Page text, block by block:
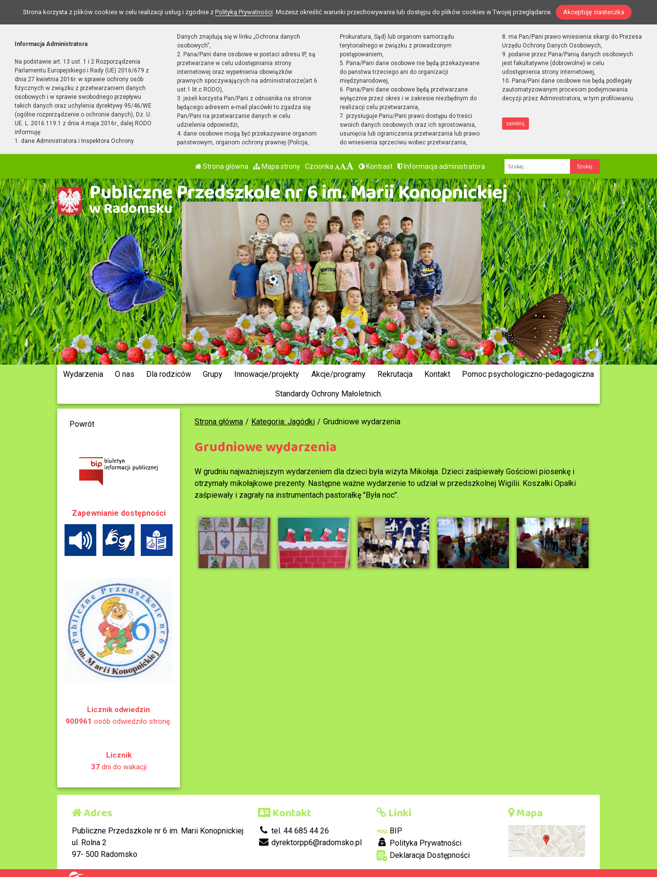
Strona korzysta z plików cookies w celu realizacji usług i zgodnie z Polityką Prywatności. Możesz określić warunki przechowywania lub dostępu do plików cookies w Twojej przeglądarce. Akceptuję ciasteczka
Informacja Administratora
Na podstawie art. 13 ust. 1 i 2 Rozporządzenia
Parlamentu Europejskiego i Rady (UE) 2016/679 z
dnia 27 kwietnia 2016r. w sprawie ochrony osób
fizycznych w związku z przetwarzaniem danych
osobowych i w sprawie swobodnego przepływu
takich danych oraz uchylenia dyrektywy 95/46/WE
(ogólne rozporządzenie o ochronie danych), Dz. U.
UE. L. 2016.119.1 z dnia 4 maja 2016r., dalej RODO
informuję:
1. dane Administratora i Inspektora Ochrony
Danych znajdują się w linku „Ochrona danych
osobowych”,
2. Pana/Pani dane osobowe w postaci adresu IP, są
przetwarzane w celu udostępniania strony
internetowej oraz wypełnienia obowiązków
prawnych spoczywających na administratorze(art.6
ust.1 lit.c RODO),
3. jeżeli korzysta Pan/Pani z odnośnika na stronie
będącego adresem e-mail placówki to zgadza się
Pan/Pani na przetwarzanie danych w celu
udzielenia odpowiedzi,
4. dane osobowe mogą być przekazywane organom
państwowym, organom ochrony prawnej (Policja,
Prokuratura, Sąd) lub organom samorządu
terytorialnego w związku z prowadzonym
postępowaniem,
5. Pana/Pani dane osobowe nie będą przekazywane
do państwa trzeciego ani do organizacji
międzynarodowej,
6. Pana/Pani dane osobowe będą przetwarzane
wyłącznie przez okres i w zakresie niezbędnym do
realizacji celu przetwarzania,
7. przysługuje Panu/Pani prawo dostępu do treści
swoich danych osobowych oraz ich sprostowania,
usunięcia lub ograniczenia przetwarzania lub prawo
do wniesienia sprzeciwu wobec przetwarzania,
8. ma Pan/Pani prawo wniesienia skargi do Prezesa
Urzędu Ochrony Danych Osobowych,
9. podanie przez Pana/Panią danych osobowych
jest fakultatywne (dobrowolne) w celu
udostępnienia strony internetowej,
10. Pana/Pani dane osobowe nie będą podlegały
zautomatyzowanym procesom podejmowania
decyzji przez Administratora, w tym profilowaniu.
zamknij
Strona główna Mapa strony Czcionka Kontrast Informacja administratora
Fraza
Publiczne Przedszkole nr 6 im. Marii Konopnickiej
w Radomsku
Wydarzenia O nas Dla rodziców Grupy Innowacje/projekty Akcje/programy Rekrutacja Kontakt Pomoc psychologiczno-pedagogiczna
Standardy Ochrony Małoletnich.
Strona główna Kategoria: Jagódki Grudniowe wydarzenia
Grudniowe wydarzenia
W grudniu najważniejszym wydarzeniem dla dzieci była wizyta Mikołaja. Dzieci zaśpiewały Gościowi piosenkę i
otrzymały mikołajkowe prezenty. Następne ważne wydarzenie to udział w przedszkolnej Wigilii. Koszałki Opałki
zaśpiewały i zagrały na instrumentach pastorałkę "Była noc".
Powrót
Zapewnianie dostępności
Licznik odwiedzin
900961 osób odwiedziło stronę.
Licznik
37dni do wakacji
Adres
Publiczne Przedszkole nr 6 im. Marii Konopnickiej
ul. Rolna 2
97- 500 Radomsko
Kontakt
tel. 44 685 44 26
dyrektorpp6@radomsko.pl
Linki
BIP
Polityka Prywatności
Deklaracja Dostępności
Mapa